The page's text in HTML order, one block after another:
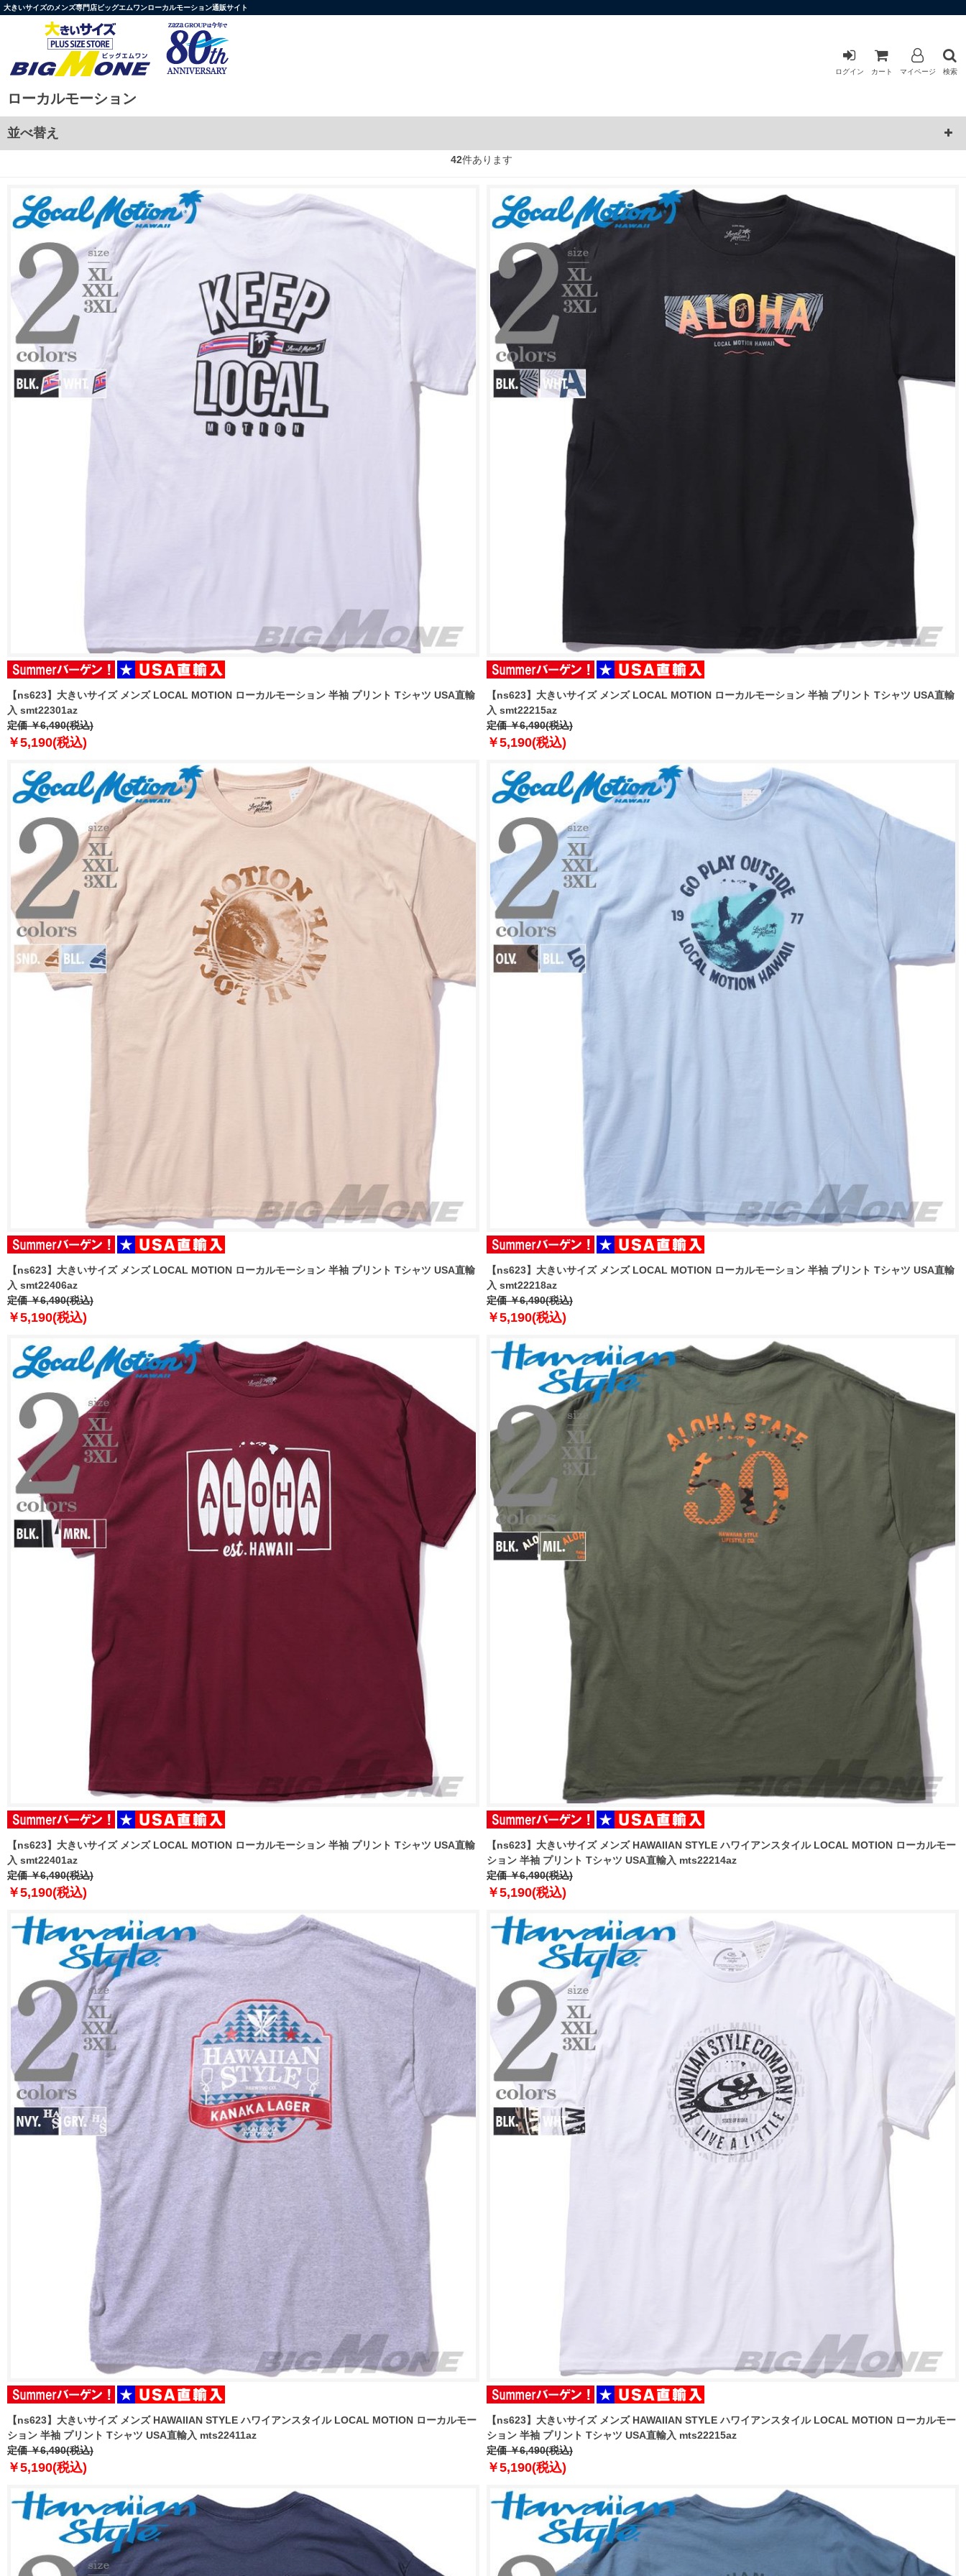
大きいサイズのメンズ専門店ビッグエムワンローカルモーション通販サイト
ログイン カート マイページ 検索
ローカルモーション
並べ替え
42件あります
【ns623】大きいサイズ メンズ LOCAL MOTION ローカルモーション 半袖 プリント Tシャツ USA直輸
入 smt22301az
定価 ￥6,490(税込)
￥5,190(税込)
【ns623】大きいサイズ メンズ LOCAL MOTION ローカルモーション 半袖 プリント Tシャツ USA直輸
入 smt22215az
定価 ￥6,490(税込)
￥5,190(税込)
【ns623】大きいサイズ メンズ LOCAL MOTION ローカルモーション 半袖 プリント Tシャツ USA直輸
入 smt22406az
定価 ￥6,490(税込)
￥5,190(税込)
【ns623】大きいサイズ メンズ LOCAL MOTION ローカルモーション 半袖 プリント Tシャツ USA直輸
入 smt22218az
定価 ￥6,490(税込)
￥5,190(税込)
【ns623】大きいサイズ メンズ LOCAL MOTION ローカルモーション 半袖 プリント Tシャツ USA直輸
入 smt22401az
定価 ￥6,490(税込)
￥5,190(税込)
【ns623】大きいサイズ メンズ HAWAIIAN STYLE ハワイアンスタイル LOCAL MOTION ローカルモー
ション 半袖 プリント Tシャツ USA直輸入 mts22214az
定価 ￥6,490(税込)
￥5,190(税込)
【ns623】大きいサイズ メンズ HAWAIIAN STYLE ハワイアンスタイル LOCAL MOTION ローカルモー
ション 半袖 プリント Tシャツ USA直輸入 mts22411az
定価 ￥6,490(税込)
￥5,190(税込)
【ns623】大きいサイズ メンズ HAWAIIAN STYLE ハワイアンスタイル LOCAL MOTION ローカルモー
ション 半袖 プリント Tシャツ USA直輸入 mts22215az
定価 ￥6,490(税込)
￥5,190(税込)